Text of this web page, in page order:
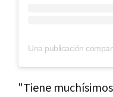
Una publicación
"Tiene